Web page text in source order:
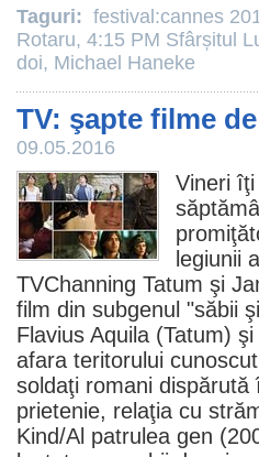
Taguri: festival:cannes
Rotaru, 4:15 PM Sfârșitul
doi, Michael Haneke
TV: şapte filme
09.05.2016
Vineri
legiunii
TVChanning Tatum şi
film din subgenul "săbii
Flavius Aquila (Tatum)
afara teritorului
soldaţi romani
prietenie, relaţia cu
Kind/Al patrulea gen (